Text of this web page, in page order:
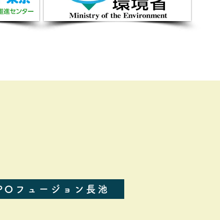
フュージョン長池